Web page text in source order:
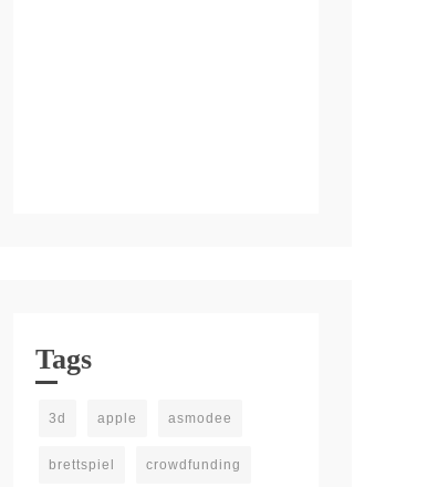
Tags
3d apple asmodee
brettspiel crowdfunding